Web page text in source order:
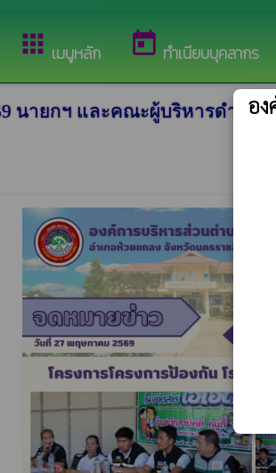
apps เมนูหลัก today ทำเนียบบุคลากร
นายกฯ และคณะผู้บริหารดำเนิ
อ